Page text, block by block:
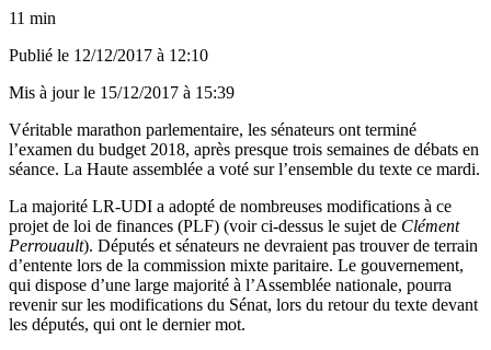
11 min
Publié le 12/12/2017 à 12:10
Mis à jour le 15/12/2017 à 15:39
Véritable marathon parlementaire, les sénateurs ont terminé
l’examen du budget 2018, après presque trois semaines de débats en
séance. La Haute assemblée a voté sur l’ensemble du texte ce mardi.
La majorité LR-UDI a adopté de nombreuses modifications à ce
projet de loi de finances (PLF) (voir ci-dessus le sujet de Clément
Perrouault). Députés et sénateurs ne devraient pas trouver de terrain
d’entente lors de la commission mixte paritaire. Le gouvernement,
qui dispose d’une large majorité à l’Assemblée nationale, pourra
revenir sur les modifications du Sénat, lors du retour du texte devant
les députés, qui ont le dernier mot.